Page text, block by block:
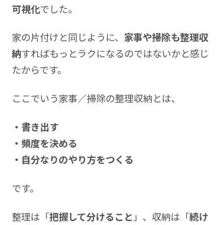
可視化でした。
家の片付けと同じように、 家事や掃除も整理収
納すればもっとラクになるのではないかと感じ
たからです。
ここでいう家事／掃除の整理収納とは、
・書き出す
・頻度を決める
・自分なりのやり方をつくる
です。
整理は「把握して分けること」、収納は「続け